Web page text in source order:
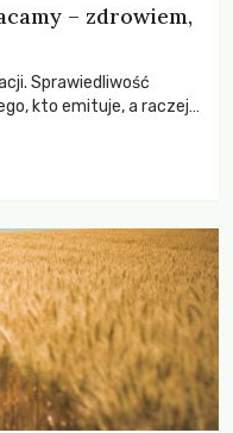
– zdrowiem,
Sprawiedliwość
kto emituje, a raczej